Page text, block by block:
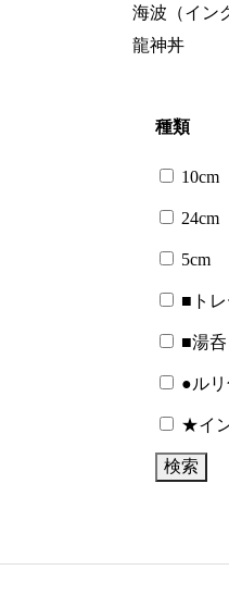
海波（イン
龍神丼
種類
10cm
24cm
5cm
■ト
■湯呑
●ル
★イ